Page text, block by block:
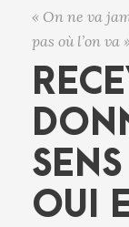
« On ne va
pas où l’on va
OUI